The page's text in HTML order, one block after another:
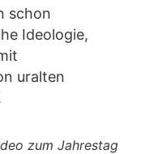
schon
Ideologie,
uralten
zum Jahrestag